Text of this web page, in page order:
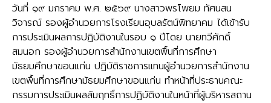
วันที่ ๑๙ มกราคม พ.ศ. ๒๕๖๙ นางสาวพรโพยม ทัศนสน
วิจารณ์ รองผู้อำนวยการโรงเรียนอุบลรัตน์พิทยาคม ได้เข้ารับ
การประเมินผลการปฏิบัติงานในรอบ ๑ ปีโดย นายทวีศักดิ์
สมนอก รองผู้อำนวยการสำนักงานเขตพื้นที่การศึกษา
มัธยมศึกษาขอนแก่น ปฏิบัติราชการแทนผู้อำนวยการสำนักงาน
เขตพื้นที่การศึกษามัธยมศึกษาขอนแก่น ทำหน้าที่ประธานคณะ
กรรมการประเมินผลสัมฤทธิ์การปฏิบัติงานในหน้าที่ผู้บริหารสถาน